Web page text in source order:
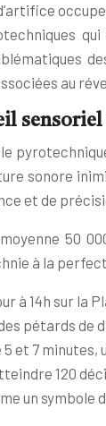
au
sonore
et de
50
à la
à 14h sur la
pétards de
et 7
120
un symbole